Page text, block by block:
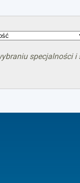
specjalności i